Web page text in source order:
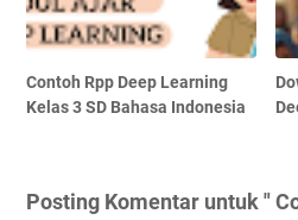
Contoh Rpp Deep Learning
Kelas 3 SD Bahasa Indonesia
Posting Komentar untuk "